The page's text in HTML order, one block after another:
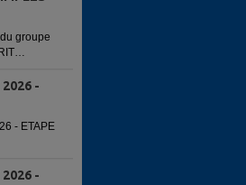
groupe
du
réalisée
2026 -
- ETAPE
2026 -